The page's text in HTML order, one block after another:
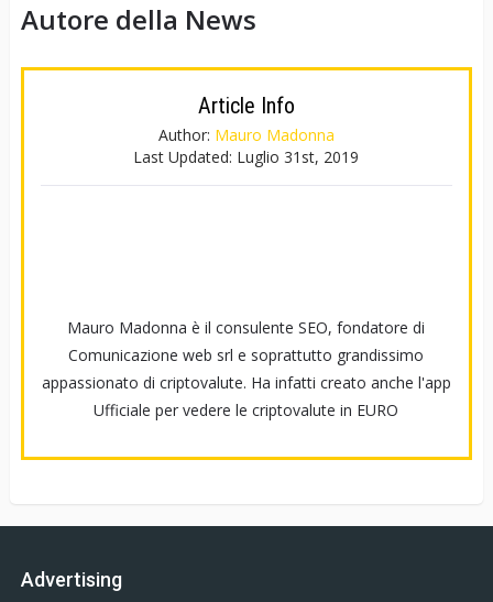
Autore della News
Article Info
Author: Mauro Madonna
Last Updated: Luglio 31st, 2019
Mauro Madonna è il consulente SEO, fondatore di
Comunicazione web srl e soprattutto grandissimo
appassionato di criptovalute. Ha infatti creato anche l'app
Ufficiale per vedere le criptovalute in EURO
Advertising